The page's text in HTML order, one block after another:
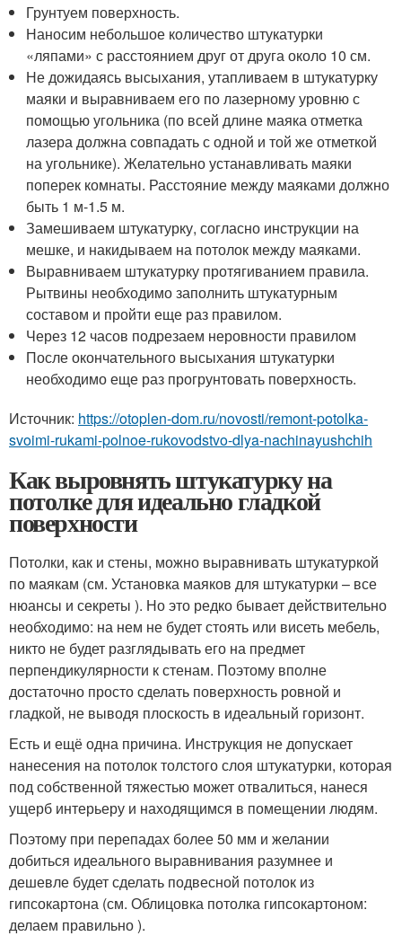
Грунтуем поверхность.
Наносим небольшое количество штукатурки
«ляпами» с расстоянием друг от друга около 10 см.
Не дожидаясь высыхания, утапливаем в штукатурку
маяки и выравниваем его по лазерному уровню с
помощью угольника (по всей длине маяка отметка
лазера должна совпадать с одной и той же отметкой
на угольнике). Желательно устанавливать маяки
поперек комнаты. Расстояние между маяками должно
быть 1 м-1.5 м.
Замешиваем штукатурку, согласно инструкции на
мешке, и накидываем на потолок между маяками.
Выравниваем штукатурку протягиванием правила.
Рытвины необходимо заполнить штукатурным
составом и пройти еще раз правилом.
Через 12 часов подрезаем неровности правилом
После окончательного высыхания штукатурки
необходимо еще раз прогрунтовать поверхность.
Источник: https://otoplen-dom.ru/novosti/remont-potolka-
svoimi-rukami-polnoe-rukovodstvo-dlya-nachinayushchih
Как выровнять штукатурку на
потолке для идеально гладкой
поверхности
Потолки, как и стены, можно выравнивать штукатуркой
по маякам (см. Установка маяков для штукатурки – все
нюансы и секреты ). Но это редко бывает действительно
необходимо: на нем не будет стоять или висеть мебель,
никто не будет разглядывать его на предмет
перпендикулярности к стенам. Поэтому вполне
достаточно просто сделать поверхность ровной и
гладкой, не выводя плоскость в идеальный горизонт.
Есть и ещё одна причина. Инструкция не допускает
нанесения на потолок толстого слоя штукатурки, которая
под собственной тяжестью может отвалиться, нанеся
ущерб интерьеру и находящимся в помещении людям.
Поэтому при перепадах более 50 мм и желании
добиться идеального выравнивания разумнее и
дешевле будет сделать подвесной потолок из
гипсокартона (см. Облицовка потолка гипсокартоном:
делаем правильно ).